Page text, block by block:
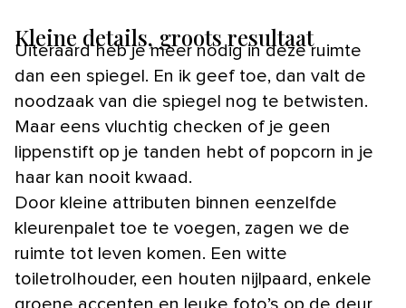
Kleine details, groots resultaat
Uiteraard heb je meer nodig in deze ruimte
dan een spiegel. En ik geef toe, dan valt de
noodzaak van die spiegel nog te betwisten.
Maar eens vluchtig checken of je geen
lippenstift op je tanden hebt of popcorn in je
haar kan nooit kwaad.
Door kleine attributen binnen eenzelfde
kleurenpalet toe te voegen, zagen we de
ruimte tot leven komen. Een witte
toiletrolhouder, een houten nijlpaard, enkele
groene accenten en leuke foto’s op de deur